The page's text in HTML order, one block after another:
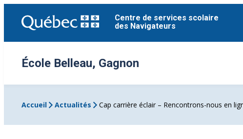
contenu
Centre de services scolaire
des Navigateurs
École Belleau, Gagnon
Accueil Actualités Cap carrière éclair – Rencontrons-nous en